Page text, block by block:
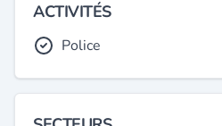
ACTIVITÉS
Police